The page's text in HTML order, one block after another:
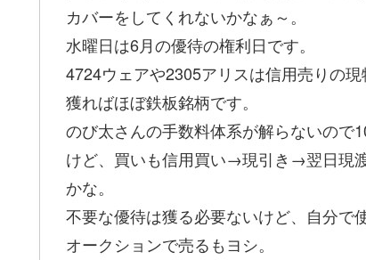
カバーをしてくれないかなぁ～。
水曜日は6月の優待の権利日です。
4724ウェアや2305アリスは信用売りの
獲ればほぼ鉄板銘柄です。
のび太さんの手数料体系が解らないので
けど、買いも信用買い→現引き→翌日現
かな。
不要な優待は獲る必要ないけど、自分で
オークションで売るもヨシ。